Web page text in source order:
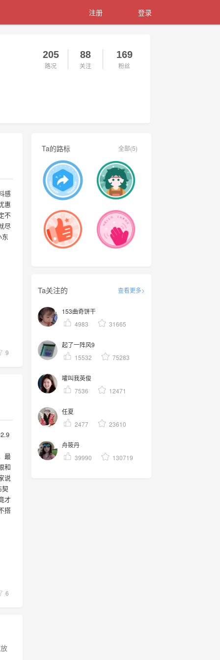
注册 登录
205
路况
88
关注
169
粉丝
感
惠
不
尽
9
最
和
说
契
才
搭
6
Ta的路标 全部(5)
Ta关注的 查看更多>
153曲奇饼干
4983
31665
起了一阵风9
15532
75283
嚯叫我英俊
7536
12471
任夏
2477
23610
舟筱丹
39990
130719